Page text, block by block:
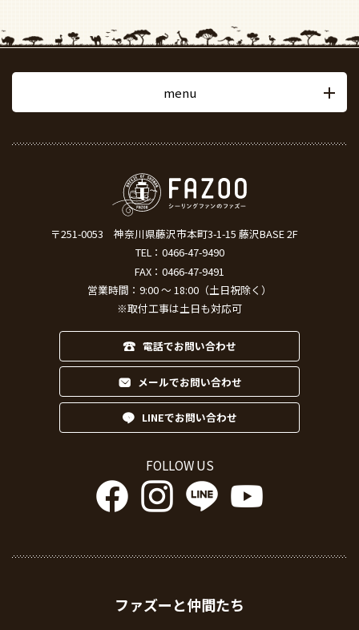
menu
〒251-0053
神奈川県藤沢市本町3-1-15 藤沢BASE 2F
TEL： 0466-47-9490
FAX：0466-47-9491
営業時間：9:00 ～ 18:00（土日祝除く）
※取付工事は土日も対応可
電話でお問い合わせ
メールでお問い合わせ
LINEでお問い合わせ
FOLLOW US
ファズーと仲間たち